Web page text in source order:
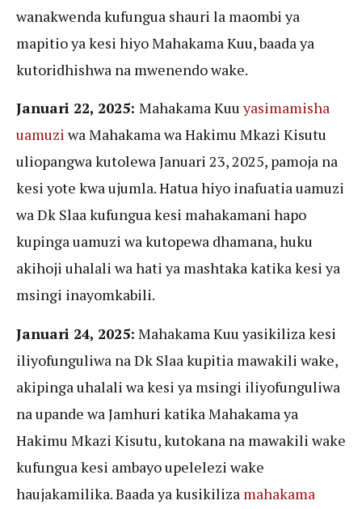
wanakwenda kufungua shauri la maombi ya
mapitio ya kesi hiyo Mahakama Kuu, baada ya
kutoridhishwa na mwenendo wake.
Januari 22, 2025: Mahakama Kuuyasimamisha
uamuzi wa Mahakama wa Hakimu Mkazi Kisutu
uliopangwa kutolewa Januari 23, 2025, pamoja na
kesi yote kwa ujumla. Hatua hiyo inafuatia uamuzi
wa Dk Slaa kufungua kesi mahakamani hapo
kupinga uamuzi wa kutopewa dhamana, huku
akihoji uhalali wa hati ya mashtaka katika kesi ya
msingi inayomkabili.
Januari 24, 2025: Mahakama Kuu yasikiliza kesi
iliyofunguliwa na Dk Slaa kupitia mawakili wake,
akipinga uhalali wa kesi ya msingi iliyofunguliwa
na upande wa Jamhuri katika Mahakama ya
Hakimu Mkazi Kisutu, kutokana na mawakili wake
kufungua kesi ambayo upelelezi wake
haujakamilika. Baada ya kusikiliza mahakama